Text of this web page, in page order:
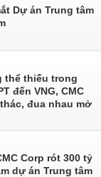
Dự án Trung tâm
thể thiếu trong
đến VNG, CMC
đua nhau mở
Corp rót 300 tỷ
dự án Trung tâm